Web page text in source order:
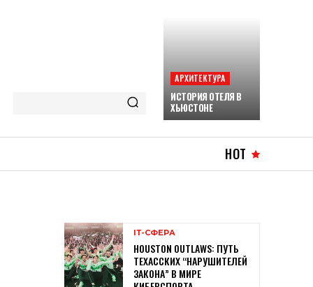
АРХИТЕКТУРА
ИСТОРИЯ ОТЕЛЯ В
ХЬЮСТОНЕ
HOT
ІТ-СФЕРА
HOUSTON OUTLAWS: ПУТЬ
ТЕХАССКИХ “НАРУШИТЕЛЕЙ
ЗАКОНА” В МИРЕ